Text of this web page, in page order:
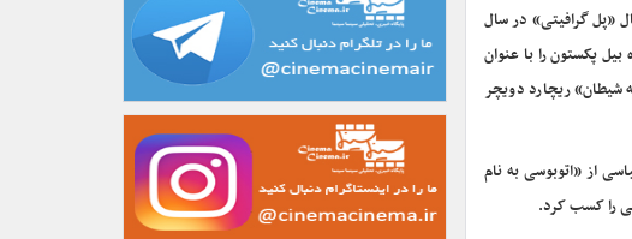
در سال ۱۹۸۸، فیلم ترسناک «بازی بچه» ساخته تام هالند در سال ۱۹۸۸، درام موزیکال «پل گرافیتی» در سال
بیل پکستون را با عنوان
بود. آخرین فیلم وی «فرشته شیطان» ریچارد دویچر
«راندن در انتب» و سال ۱۹۸۴ برای فیلمبرداری از اقتباسی از «اتوبوسی به نام